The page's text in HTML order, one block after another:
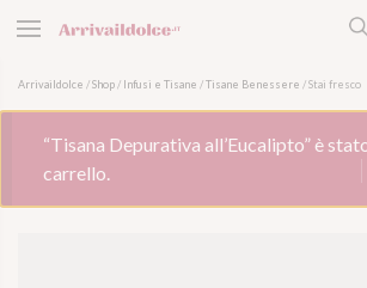
Arrivaildolce /Shop / Infusi e Tisane /Tisane Benessere /Stai fresco
“Tisana Depurativa all’Eucalipto” è
carrello.